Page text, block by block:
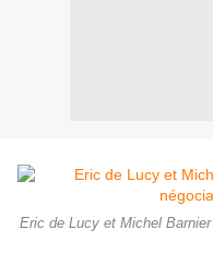
Eric de Lucy et Michel